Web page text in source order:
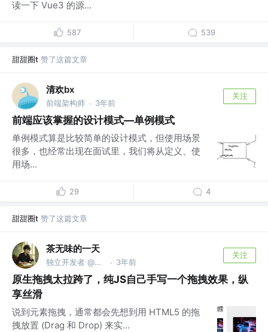
读一下 Vue3 的源...
587 539
甜甜圈t 赞了这篇文章
清欢bx
前端架构师 · 3年前
关注
前端应该掌握的设计模式—单例模式
单例模式算是比较简单的设计模式，但使用场景
很多，也经常出现在面试里，我们将从定义、使
用场...
29 4
甜甜圈t 赞了这篇文章
茶无味的一天
独立开发者 @迅排 · 3年前
关注
原生拖拽太拉跨了，纯JS自己手写一个拖拽效果，纵
享丝滑
说到元素拖拽，通常都会先想到用 HTML5 的拖
拽放置 (Drag 和 Drop) 来实...